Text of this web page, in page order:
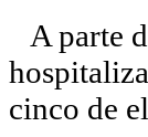
A parte
cinco de